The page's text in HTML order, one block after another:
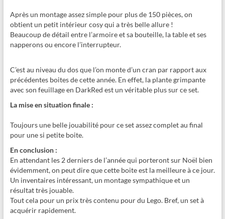
Après un montage assez simple pour plus de 150 pièces, on
obtient un petit intérieur cosy qui a très belle allure !
Beaucoup de détail entre l’armoire et sa bouteille, la table et ses
napperons ou encore l’interrupteur.
C’est au niveau du dos que l’on monte d’un cran par rapport aux
précédentes boites de cette année. En effet, la plante grimpante
avec son feuillage en DarkRed est un véritable plus sur ce set.
La mise en situation finale :
Toujours une belle jouabilité pour ce set assez complet au final
pour une si petite boite.
En conclusion :
En attendant les 2 derniers de l’année qui porteront sur Noël bien
évidemment, on peut dire que cette boite est la meilleure à ce jour.
Un inventaires intéressant, un montage sympathique et un
résultat très jouable.
Tout cela pour un prix très contenu pour du Lego. Bref, un set à
acquérir rapidement.